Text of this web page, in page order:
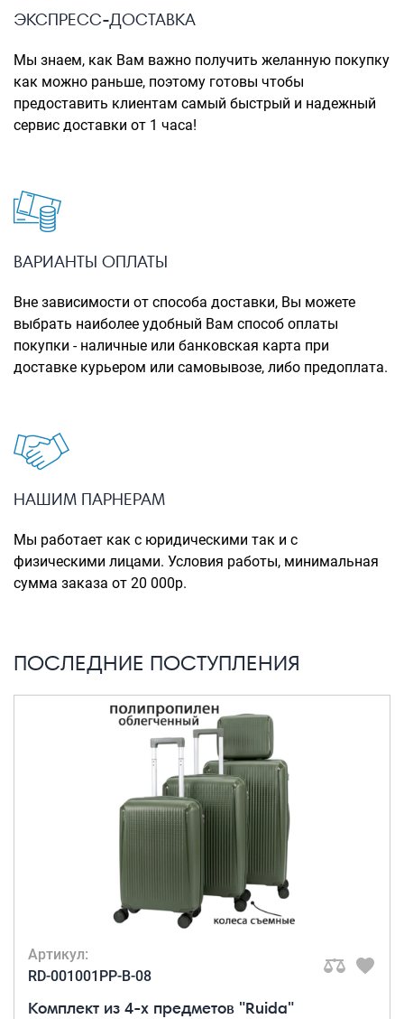
Рюкзаки городские
Рюкзаки школьные
Рюкзаки подростковые
Рюкзаки для охоты-рыбалки
Рюкзаки на колесах
ШОППЕРЫ
Кейсы и планшеты
Аксессуары
Мешки для обуви
Пеналы для школы
Чемоданы оптом
Чемоданы на колесах
Чемоданы детские
Пилоты на колесах
Рюкзаки детские для детских
чемоданов
Саквояжи
Распродажа
Сумки
Сумки деловые
ЭКСПРЕСС-ДОСТАВКА
Мы знаем, как Вам важно получить желанную покупку
как можно раньше, поэтому готовы чтобы
предоставить клиентам самый быстрый и надежный
сервис доставки от 1 часа!
ВАРИАНТЫ ОПЛАТЫ
Вне зависимости от способа доставки, Вы можете
выбрать наиболее удобный Вам способ оплаты
покупки - наличные или банковская карта при
доставке курьером или самовывозе, либо предоплата.
НАШИМ ПАРНЕРАМ
Мы работает как с юридическими так и с
физическими лицами. Условия работы, минимальная
сумма заказа от 20 000р.
ПОСЛЕДНИЕ ПОСТУПЛЕНИЯ
Артикул:
RD-001001PP-B-08
Комплект из 4-х предметов "Ruida"